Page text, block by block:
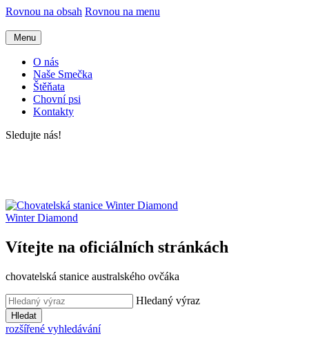
Rovnou na obsah Rovnou na menu
Menu
O nás
Naše Smečka
Štěňata
Chovní psi
Kontakty
Sledujte nás!
Winter Diamond
Vítejte na oficiálních stránkách
chovatelská stanice australského ovčáka
Hledaný výraz
Hledat
rozšířené vyhledávání